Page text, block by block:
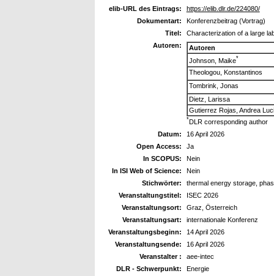
elib-URL des Eintrags:
https://elib.dlr.de/224080/
Dokumentart:
Konferenzbeitrag (Vortrag)
Titel:
Characterization of a large
Autoren:
Autoren
Johnson, Maike*
Theologou, Konstantinos
Tombrink, Jonas
Dietz, Larissa
Gutierrez Rojas, Andrea
*DLR corresponding author
Datum:
16 April 2026
Open Access:
Ja
In SCOPUS:
Nein
In ISI Web of Science:
Nein
Stichwörter:
thermal energy storage,
Veranstaltungstitel:
ISEC 2026
Veranstaltungsort:
Graz, Österreich
Veranstaltungsart:
internationale Konferenz
Veranstaltungsbeginn:
14 April 2026
Veranstaltungsende:
16 April 2026
Veranstalter :
aee-intec
DLR - Schwerpunkt:
Energie